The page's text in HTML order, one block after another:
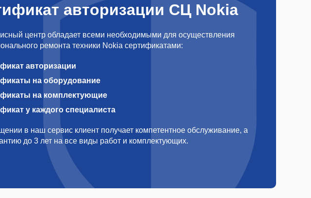
авторизации СЦ Nokia
центр обладает всеми необходимыми для осуществления
ремонта техники Nokia сертификатами:
авторизации
на оборудование
на комплектующие
у каждого специалиста
в наш сервис клиент получает компетентное обслуживание, а
до 3 лет на все виды работ и комплектующих.